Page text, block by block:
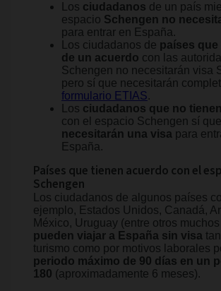
Los ciudadanos de un país
espacio Schengen no
para entrar en España.
Los ciudadanos de países
de un acuerdo con las
Schengen no necesitarán visa
pero sí que necesitarán
formulario ETIAS.
Los ciudadanos que no
con el espacio Schengen sí que
necesitarán una visa para
España.
Países que tienen acuerdo con el
Schengen
Los ciudadanos de algunos países
ejemplo, Estados Unidos, Canadá,
México, Uruguay (entre otros
pueden viajar a España sin visa
turismo como por motivos laborales
periodo máximo de 90 días en un
180 (aproximadamente 6 meses).